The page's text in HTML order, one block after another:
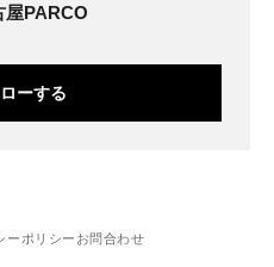
屋PARCO
ーする
ーポリシー お問合わせ